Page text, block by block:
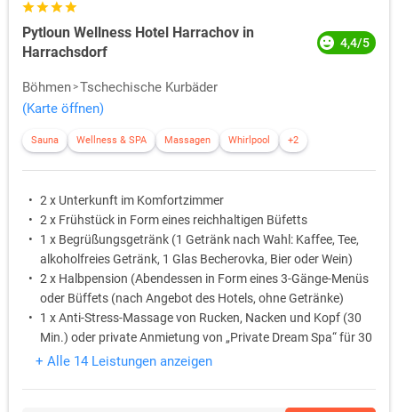
Pytloun Wellness Hotel Harrachov in
Harrachsdorf
4,4/5
Böhmen Tschechische Kurbäder
(Karte öffnen)
Sauna Wellness & SPA Massagen Whirlpool +2
2 x Unterkunft im Komfortzimmer
2 x Frühstück in Form eines reichhaltigen Büfetts
1 x Begrüßungsgetränk (1 Getränk nach Wahl: Kaffee, Tee,
alkoholfreies Getränk, 1 Glas Becherovka, Bier oder Wein)
2 x Halbpension (Abendessen in Form eines 3-Gänge-Menüs
oder Büffets (nach Angebot des Hotels, ohne Getränke)
1 x Anti-Stress-Massage von Rucken, Nacken und Kopf (30
Min.) oder private Anmietung von „Private Dream Spa“ für 30
Min., je nach aktueller Ausstattung des Hotels
+ Alle 14 Leistungen anzeigen